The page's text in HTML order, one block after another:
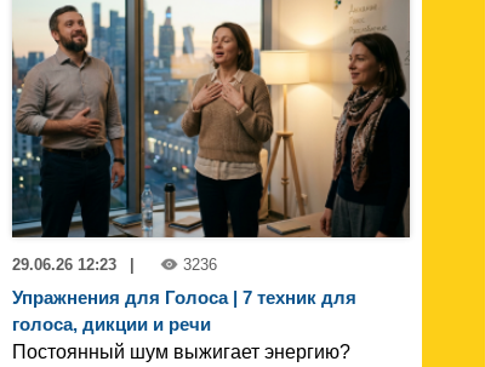
29.06.26 12:23 3236
Упражнения для Голоса | 7 техник для
голоса, дикции и речи
Постоянный шум выжигает энергию?